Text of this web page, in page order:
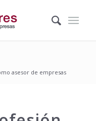
asesor de empresas